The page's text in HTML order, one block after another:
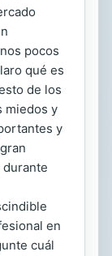
pocos
qué es
de los
miedos y
y
en
cuál